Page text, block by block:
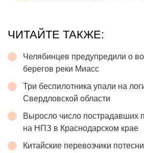
ЧИТАЙТЕ ТАКЖЕ:
Челябинцев предупредили о
берегов реки Миасс
Три беспилотника упали на
Свердловской области
Выросло число пострадавших
на НПЗ в Краснодарском крае
Китайские перевозчики